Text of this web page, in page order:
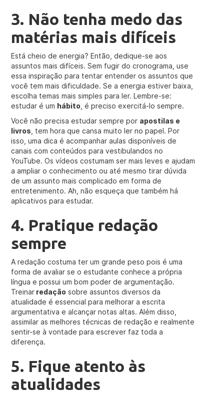
3. Não tenha medo das
matérias mais difíceis
Está cheio de energia? Então, dedique-se aos
assuntos mais difíceis. Sem fugir do cronograma, use
essa inspiração para tentar entender os assuntos que
você tem mais dificuldade. Se a energia estiver baixa,
escolha temas mais simples para ler. Lembre-se:
estudar é um hábito , é preciso exercitá-lo sempre.
Você não precisa estudar sempre por apostilas e
livros , tem hora que cansa muito ler no papel. Por
isso, uma dica é acompanhar aulas disponíveis de
canais com conteúdos para vestibulandos no
YouTube. Os vídeos costumam ser mais leves e ajudam
a ampliar o conhecimento ou até mesmo tirar dúvida
de um assunto mais complicado em forma de
entretenimento. Ah, não esqueça que também há
aplicativos para estudar.
4. Pratique redação
sempre
A redação costuma ter um grande peso pois é uma
forma de avaliar se o estudante conhece a própria
língua e possui um bom poder de argumentação.
Treinar redação sobre assuntos diversos da
atualidade é essencial para melhorar a escrita
argumentativa e alcançar notas altas. Além disso,
assimilar as melhores técnicas de redação e realmente
sentir-se à vontade para escrever faz toda a
diferença.
5. Fique atento às
atualidades